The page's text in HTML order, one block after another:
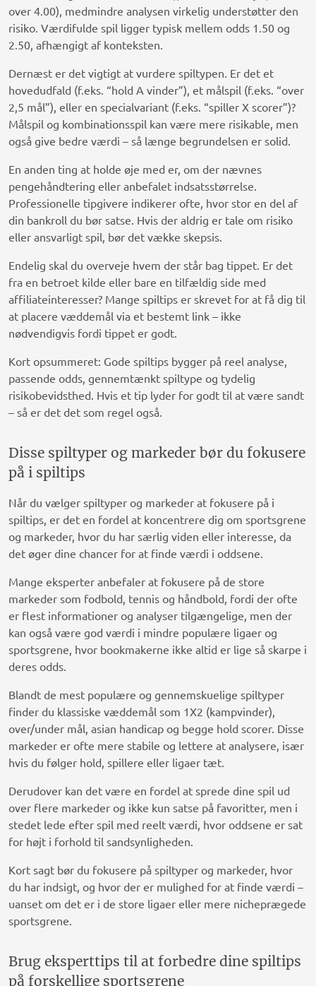
over 4.00), medmindre analysen virkelig understøtter den
risiko. Værdifulde spil ligger typisk mellem odds 1.50 og
2.50, afhængigt af konteksten.
Dernæst er det vigtigt at vurdere spiltypen. Er det et
hovedudfald (f.eks. “hold A vinder”), et målspil (f.eks. “over
2,5 mål”), eller en specialvariant (f.eks. “spiller X scorer”)?
Målspil og kombinationsspil kan være mere risikable, men
også give bedre værdi – så længe begrundelsen er solid.
En anden ting at holde øje med er, om der nævnes
pengehåndtering eller anbefalet indsatsstørrelse.
Professionelle tipgivere indikerer ofte, hvor stor en del af
din bankroll du bør satse. Hvis der aldrig er tale om risiko
eller ansvarligt spil, bør det vække skepsis.
Endelig skal du overveje hvem der står bag tippet. Er det
fra en betroet kilde eller bare en tilfældig side med
affiliateinteresser? Mange spiltips er skrevet for at få dig til
at placere væddemål via et bestemt link – ikke
nødvendigvis fordi tippet er godt.
Kort opsummeret: Gode spiltips bygger på reel analyse,
passende odds, gennemtænkt spiltype og tydelig
risikobevidsthed. Hvis et tip lyder for godt til at være sandt
– så er det det som regel også.
Disse spiltyper og markeder bør du fokusere
på i spiltips
Når du vælger spiltyper og markeder at fokusere på i
spiltips, er det en fordel at koncentrere dig om sportsgrene
og markeder, hvor du har særlig viden eller interesse, da
det øger dine chancer for at finde værdi i oddsene.
Mange eksperter anbefaler at fokusere på de store
markeder som fodbold, tennis og håndbold, fordi der ofte
er flest informationer og analyser tilgængelige, men der
kan også være god værdi i mindre populære ligaer og
sportsgrene, hvor bookmakerne ikke altid er lige så skarpe i
deres odds.
Blandt de mest populære og gennemskuelige spiltyper
finder du klassiske væddemål som 1X2 (kampvinder),
over/under mål, asian handicap og begge hold scorer. Disse
markeder er ofte mere stabile og lettere at analysere, især
hvis du følger hold, spillere eller ligaer tæt.
Derudover kan det være en fordel at sprede dine spil ud
over flere markeder og ikke kun satse på favoritter, men i
stedet lede efter spil med reelt værdi, hvor oddsene er sat
for højt i forhold til sandsynligheden.
Kort sagt bør du fokusere på spiltyper og markeder, hvor
du har indsigt, og hvor der er mulighed for at finde værdi –
uanset om det er i de store ligaer eller mere nicheprægede
sportsgrene.
Brug eksperttips til at forbedre dine spiltips
på forskellige sportsgrene